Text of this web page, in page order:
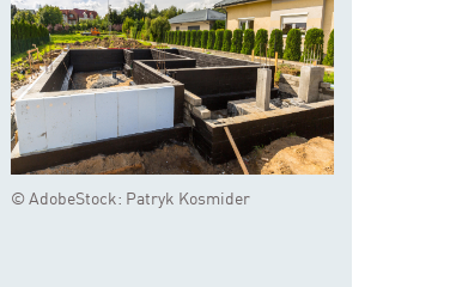
© AdobeStock: Patryk Kosmider